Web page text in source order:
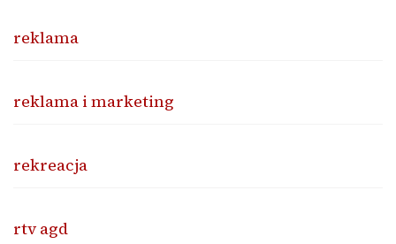
reklama
reklama i marketing
rekreacja
rtv agd